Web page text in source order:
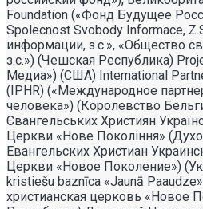
Foundation («Фонд Будущее
Spolecnost Svobody Informace,
информации, з.с.», «Общество
з.с.») (Чешская Республика)
Медиа») (США) International
(IPHR) («Международное
человека») (Королевство
Євангельських Християн
Церкви «Нове Поколiння»
Евангельских Христиан
Церкви «Новое Поколение»)
kristiešu baznīca «Jaunā
христианская церковь «Новое